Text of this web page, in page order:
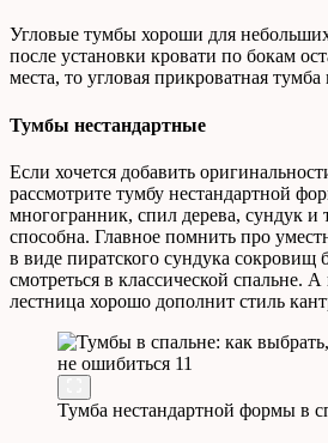
Угловые тумбы хороши для
после установки кровати по бокам
места, то угловая прикроватная
Тумбы нестандартные
Если хочется добавить
рассмотрите тумбу нестандартной
многогранник, спил дерева, сундук и
способна. Главное помнить про
в виде пиратского сундука сокровищ
смотреться в классической спальне.
лестница хорошо дополнит стиль
Тумба нестандартной формы в